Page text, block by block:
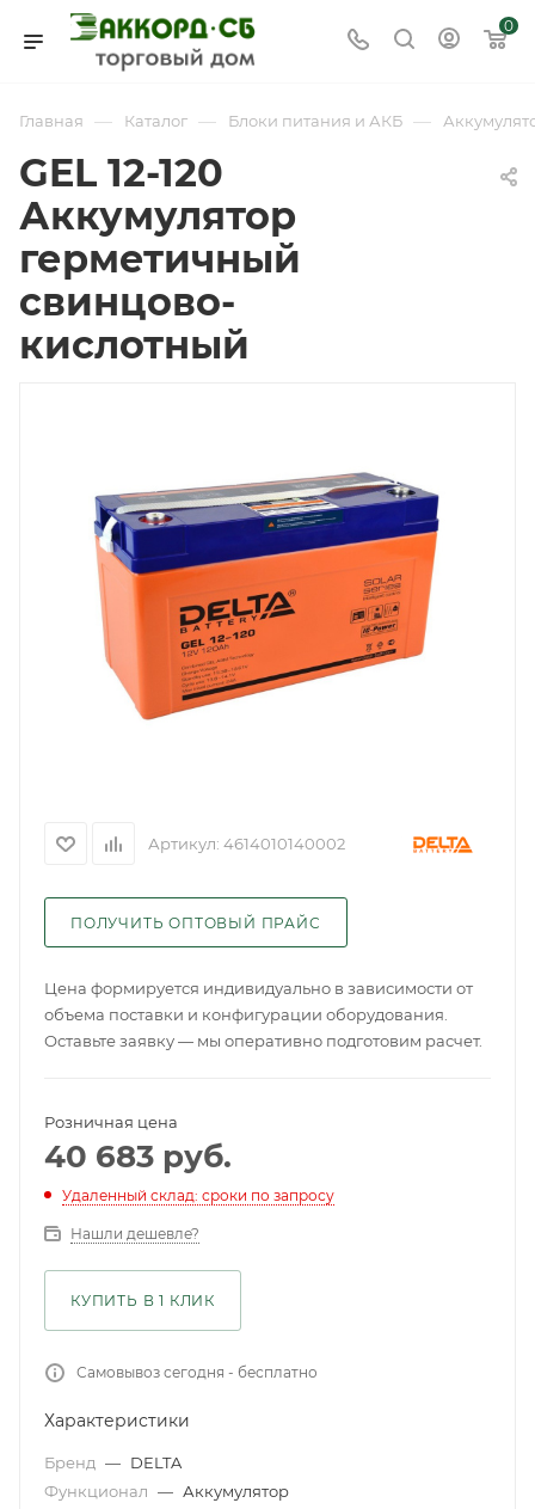
0
Главная — Каталог — Блоки питания и АКБ —
GEL 12-120
Аккумулятор
герметичный
свинцово-
кислотный
Артикул: 4614010140002
ПОЛУЧИТЬ ОПТОВЫЙ ПРАЙС
Цена формируется индивидуально в зависимости от
объема поставки и конфигурации оборудования.
Оставьте заявку — мы оперативно подготовим расчет.
Розничная цена
40 683 руб.
Удаленный склад: сроки по запросу
Нашли дешевле?
КУПИТЬ В 1 КЛИК
Самовывоз сегодня - бесплатно
Характеристики
Бренд — DELTA
Функционал — Аккумулятор